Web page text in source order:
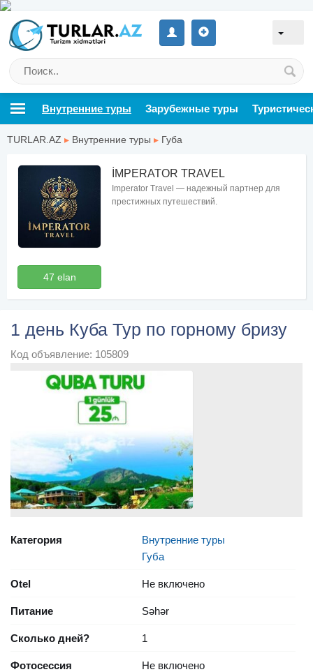
Внутренние туры Зарубежные туры
TURLAR.AZ ▸ Внутренние туры ▸ Губа
47 elan
İMPERATOR TRAVEL
Imperator Travel — надежный партнер для
престижных путешествий.
1 день Куба Тур по горному бризу
Код объявление: 105809
Категория
Внутренние туры
Губа
Otel Не включено
Питание Səhər
Сколько дней? 1
Фотосессия Не включено